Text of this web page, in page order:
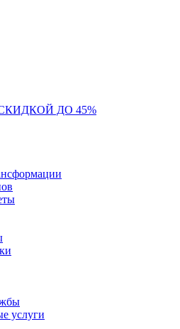
ДО 45%
услуги